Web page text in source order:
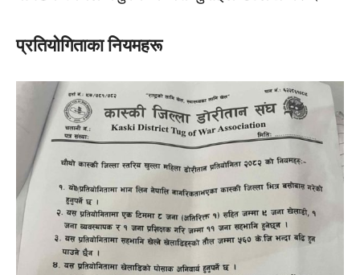
प्रतियोगिताका नियमहरू